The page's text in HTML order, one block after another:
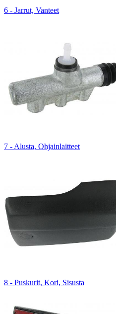
6 - Jarrut, Vanteet
7 - Alusta, Ohjainlaitteet
8 - Puskurit, Kori, Sisusta